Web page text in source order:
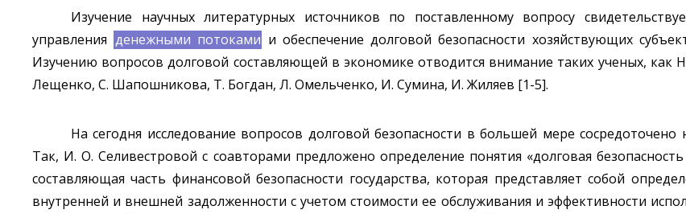
Изучение научных литературных источников по поставленному вопросу
управления денежными потоками и обеспечение долговой безопасности хозяйствующих
Изучению вопросов долговой составляющей в экономике отводится внимание таких ученых, как
Лещенко, С. Шапошникова, Т. Богдан, Л. Омельченко, И. Сумина, И. Жиляев [1-5].
На сегодня исследование вопросов долговой безопасности в большей мере сосредоточено
Так, И. О. Селивестровой с соавторами предложено определение понятия «долговая безопасность
составляющая часть финансовой безопасности государства, которая представляет собой
внутренней и внешней задолженности с учетом стоимости ее обслуживания и эффективности